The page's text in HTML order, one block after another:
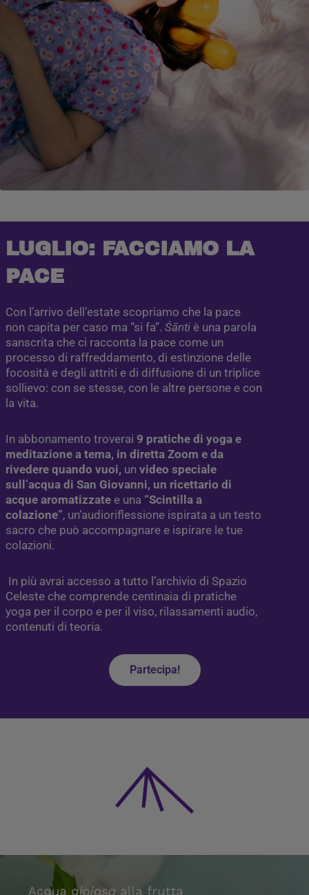
LUGLIO: FACCIAMO LA
PACE
Con l’arrivo dell’estate scopriamo che la pace
non capita per caso ma “si fa”. Śānti è una parola
sanscrita che ci racconta la pace come un
processo di raffreddamento, di estinzione delle
focosità e degli attriti e di diffusione di un triplice
sollievo: con se stesse, con le altre persone e con
la vita.
In abbonamento troverai 9 pratiche di yoga e
meditazione a tema, in diretta Zoom e da
rivedere quando vuoi, un video speciale
sull’acqua di San Giovanni, un ricettario di
acque aromatizzate e una “Scintilla a
colazione”, un’audioriflessione ispirata a un testo
sacro che può accompagnare e ispirare le tue
colazioni.
In più avrai accesso a tutto l’archivio di Spazio
Celeste che comprende centinaia di pratiche
yoga per il corpo e per il viso, rilassamenti audio,
contenuti di teoria.
Partecipa!